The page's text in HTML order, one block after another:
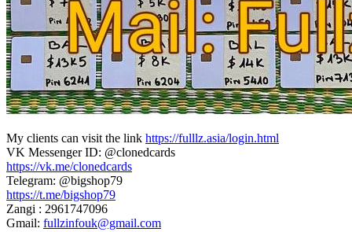
My clients can visit the link https://fulllz.asia/login.html
VK Messenger ID: @clonedcards
https://vk.me/clonedcards
Telegram: @bigshop79
https://t.me/bigshop79
Zangi : 2961747096
Gmail: fullzinfouk@gmail.com